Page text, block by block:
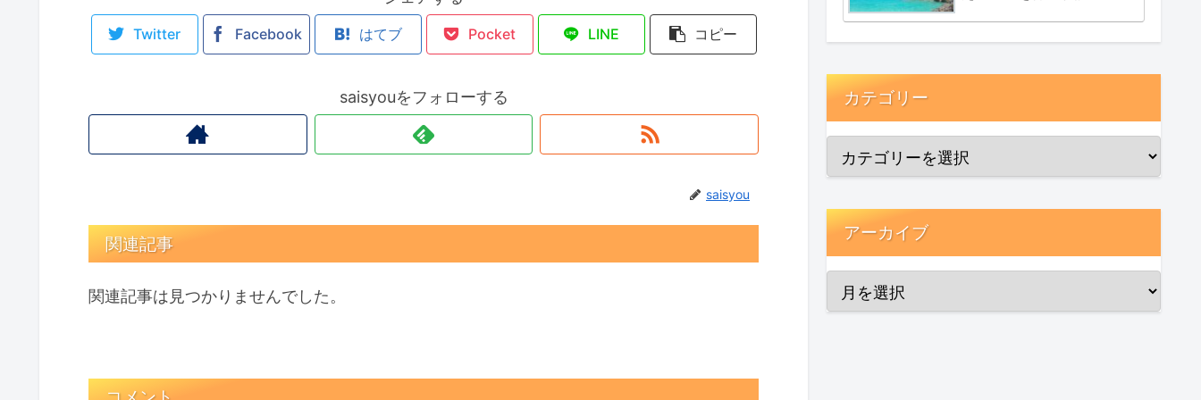
Twitter Facebook はてブ Pocket LINE コピー
saisyouをフォローする
saisyou
関連記事
関連記事は見つかりませんでした。
カテゴリー
アーカイブ